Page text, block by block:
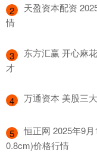
2
天盈资本配资
情
3
东方汇赢 开心麻
才
4 万通资本 美股三
5
恒正网 2025年9
0.8cm)价格行情